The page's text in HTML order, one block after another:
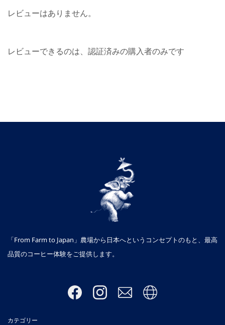
レビューはありません。
レビューできるのは、認証済みの購入者のみです
「From Farm to Japan」農場から日本へというコンセプトのもと、最高
品質のコーヒー体験をご提供します。
カテゴリー